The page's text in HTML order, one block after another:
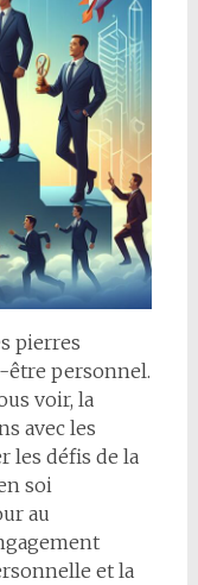
pierres
être personnel.
voir, la
avec les
les défis de la
soi
au
et la